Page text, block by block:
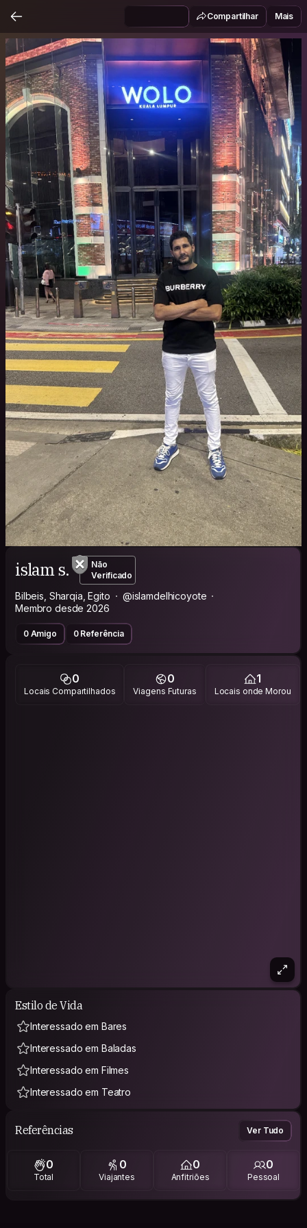
Compartilhar Mais
islam s.
Não
Verificado
Bilbeis, Sharqia, Egito
@islamdelhicoyote
Membro desde 2026
0 Amigo 0 Referência
0
Locais Compartilhados
0
Viagens Futuras
1
Locais onde Morou
Estilo de Vida
Interessado em Bares
Interessado em Baladas
Interessado em Filmes
Interessado em Teatro
Referências Ver Tudo
0
Total
0
Viajantes
0
Anfitriões
0
Pessoal